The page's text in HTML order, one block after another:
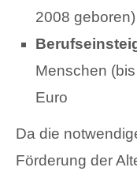
2008 geboren)
Menschen
Euro
Da die
Förderung der